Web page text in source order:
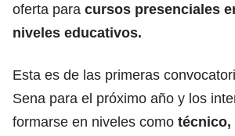
oferta para cursos presenciales
niveles educativos.
Esta es de las primeras
Sena para el próximo año y los
formarse en niveles como técnico,